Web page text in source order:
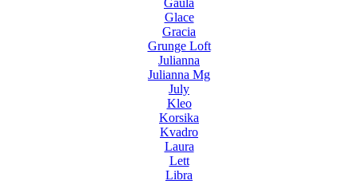
Glace
Gracia
Grunge Loft
Julianna
Julianna Mg
July
Kleo
Korsika
Kvadro
Laura
Lett
Libra